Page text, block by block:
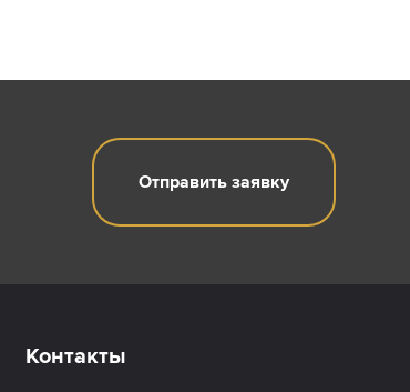
Отправить заявку
Контакты